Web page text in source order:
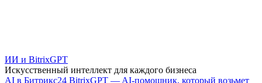
ИИ и BitrixGPT
Искусственный интеллект для каждого бизнеса
AI в Битрикс24 BitrixGPT — AI-помощник, который возьмет